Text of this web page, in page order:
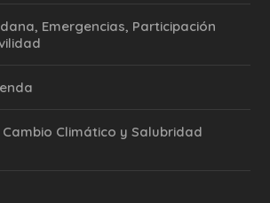
Emergencias, Participación
Climático y Salubridad